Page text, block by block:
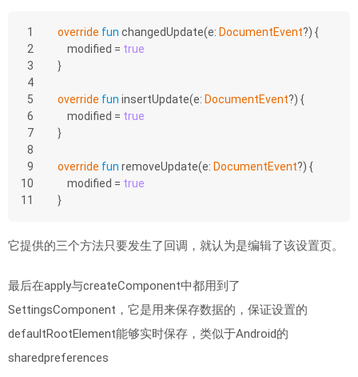
1
2
3
4
5
6
7
8
9
10
11
override fun changedUpdate(e: DocumentEvent?) {
    modified =
true
}
override fun insertUpdate(e: DocumentEvent?) {
    modified =
true
}
override fun removeUpdate(e: DocumentEvent?) {
    modified =
true
}
它提供的三个方法只要发生了回调，就认为是编辑了该设置页。
最后在apply与createComponent中都用到了
SettingsComponent，它是用来保存数据的，保证设置的
defaultRootElement能够实时保存，类似于Android的
sharedpreferences